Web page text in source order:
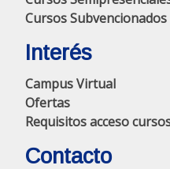
Cursos Subvencionados
Interés
Campus Virtual
Ofertas
Requisitos acceso
Contacto